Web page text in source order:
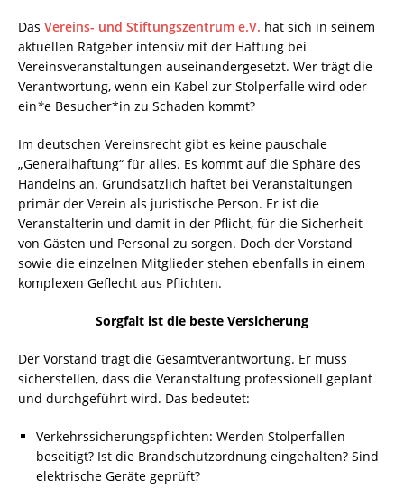
Das Vereins- und Stiftungszentrum e.V. hat sich in seinem
aktuellen Ratgeber intensiv mit der Haftung bei
Vereinsveranstaltungen auseinandergesetzt. Wer trägt die
Verantwortung, wenn ein Kabel zur Stolperfalle wird oder
ein*e Besucher*in zu Schaden kommt?
Im deutschen Vereinsrecht gibt es keine pauschale
„Generalhaftung“ für alles. Es kommt auf die Sphäre des
Handelns an. Grundsätzlich haftet bei Veranstaltungen
primär der Verein als juristische Person. Er ist die
Veranstalterin und damit in der Pflicht, für die Sicherheit
von Gästen und Personal zu sorgen. Doch der Vorstand
sowie die einzelnen Mitglieder stehen ebenfalls in einem
komplexen Geflecht aus Pflichten.
Sorgfalt ist die beste Versicherung
Der Vorstand trägt die Gesamtverantwortung. Er muss
sicherstellen, dass die Veranstaltung professionell geplant
und durchgeführt wird. Das bedeutet:
Verkehrssicherungspflichten: Werden Stolperfallen
beseitigt? Ist die Brandschutzordnung eingehalten? Sind
elektrische Geräte geprüft?